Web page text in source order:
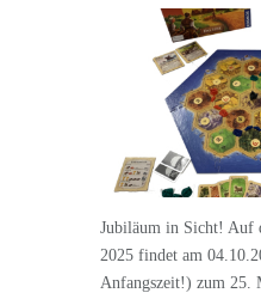
Jubiläum in Sicht! Auf
2025 findet am
Anfangszeit!) zum 25.